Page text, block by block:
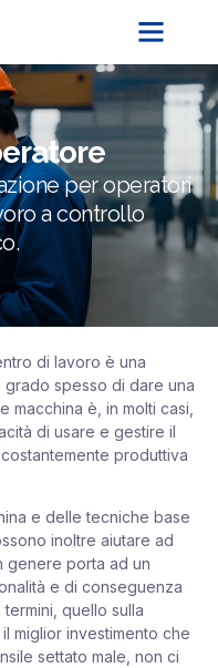
per operatori
a controllo
di lavoro è una
grado spesso di dare una
macchina è, in molti casi,
di usare e gestire il
produttiva
e delle tecniche base
inoltre aiutare ad
genere porta ad un
e di conseguenza
quello sulla
miglior investimento che
settato male, non ci